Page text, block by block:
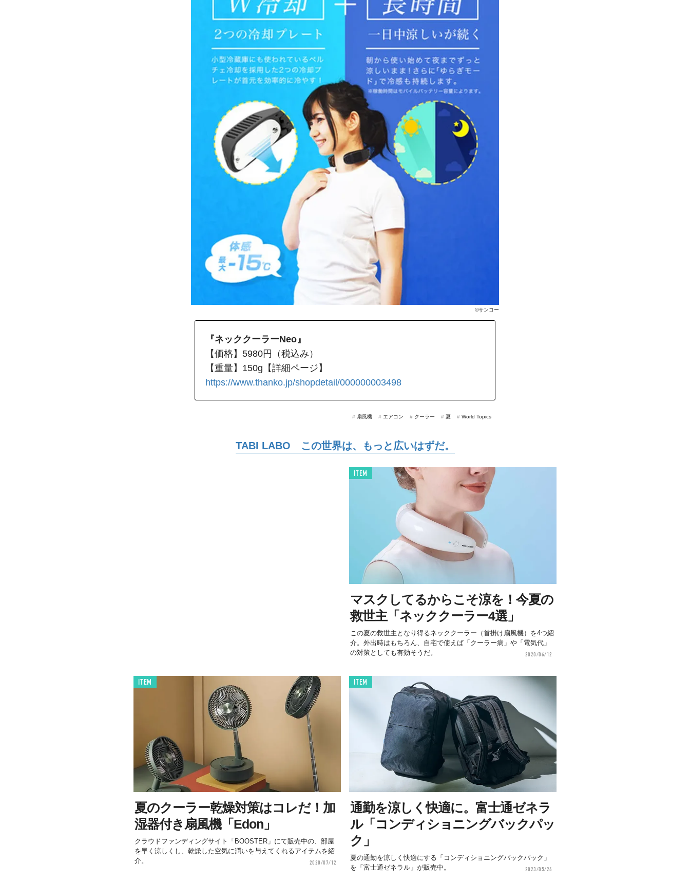
©サンコー
『ネッククーラーNeo』
【価格】5980円（税込み）
【重量】150g 【詳細ページ】
https://www.thanko.jp/shopdetail/000000003498
# World Topics
# 夏
# クーラー
# エアコン
# 扇風機
TABI LABO この世界は、もっと広いはずだ。
ITEM
マスクしてるからこそ涼を！今夏の
救世主「ネッククーラー4選」
この夏の救世主となり得るネッククーラー（首掛け扇風機）を4つ紹
介。外出時はもちろん、自宅で使えば「クーラー病」や「電気代」
の対策としても有効そうだ。
2020/06/12
ITEM
夏のクーラー乾燥対策はコレだ！加
湿器付き扇風機「Edon」
クラウドファンディングサイト「BOOSTER」にて販売中の、部屋
を早く涼しくし、乾燥した空気に潤いを与えてくれるアイテムを紹
介。
2020/07/12
ITEM
通勤を涼しく快適に。富士通ゼネラ
ル「コンディショニングバックパッ
ク」
夏の通勤を涼しく快適にする「コンディショニングバックパック」
を「富士通ゼネラル」が販売中。
2023/05/26